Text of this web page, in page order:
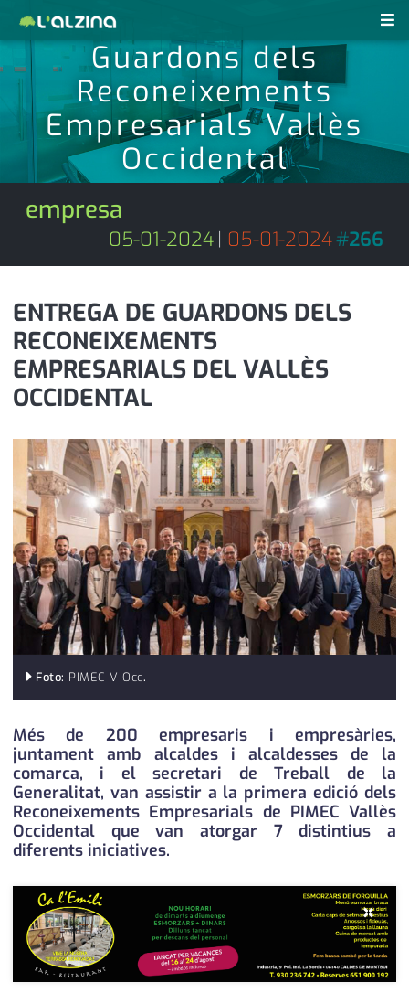
notícies
últimes notícies
activitats
agenda
cultura
economia
empresa
entrevista
opinió
política
promo serveis
reportatge
salut
serveis
societat
successos
urbanisme
editorial
revistes pdf
anunciants
d'interès
contacte
farmàcies
Guardons dels
Reconeixements
Empresarials Vallès
Occidental
empresa
05-01-2024 | 05-01-2024#266
ENTREGA DE GUARDONS DELS
RECONEIXEMENTS
EMPRESARIALS DEL VALLÈS
OCCIDENTAL
Foto: PIMEC V Occ.
Més de 200 empresaris i empresàries,
juntament amb alcaldes i alcaldesses de la
comarca, i el secretari de Treball de la
Generalitat, van assistir a la primera edició dels
Reconeixements Empresarials de PIMEC Vallès
Occidental que van atorgar 7 distintius a
diferents iniciatives.
×